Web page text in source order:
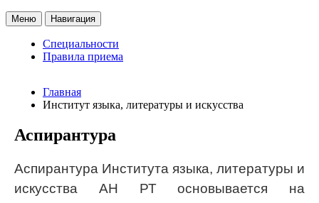
Меню Навигация
Специальности
Правила приема
Главная
Институт языка, литературы и искусства
Аспирантура
Аспирантура Института языка, литературы и
искусства АН РТ основывается на